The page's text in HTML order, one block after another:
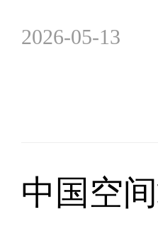
2026-05-13
中国空